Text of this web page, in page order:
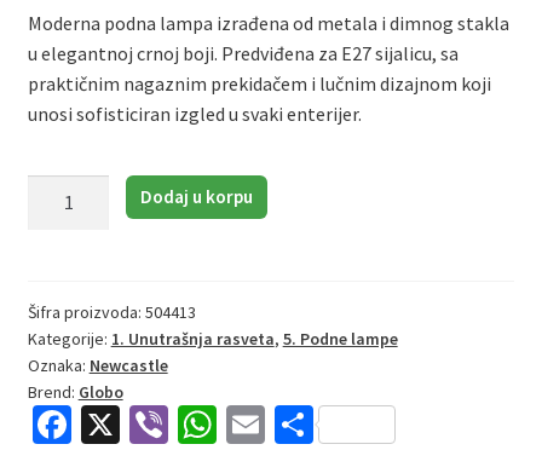
Moderna podna lampa izrađena od metala i dimnog stakla
u elegantnoj crnoj boji. Predviđena za E27 sijalicu, sa
praktičnim nagaznim prekidačem i lučnim dizajnom koji
unosi sofisticiran izgled u svaki enterijer.
Podna
lampa
|
crna
Dodaj u korpu
Šifra proizvoda: 504413
Kategorije: 1. Unutrašnja rasveta, 5. Podne lampe
Oznaka: Newcastle
Brend: Globo
Fa X Vi W E S